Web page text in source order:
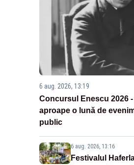
6 aug. 2026, 13:19
Concursul Enescu 2026
aproape o lună de
public
6 aug. 2026, 13:16
Festivalul